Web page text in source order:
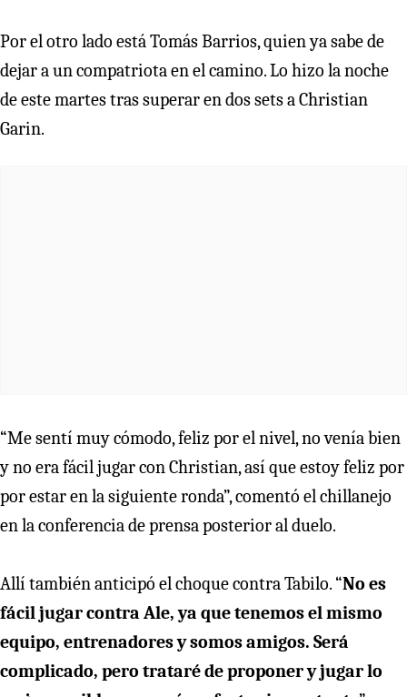
Por el otro lado está Tomás Barrios, quien ya sabe de
dejar a un compatriota en el camino. Lo hizo la noche
de este martes tras superar en dos sets a Christian
Garin.
“Me sentí muy cómodo, feliz por el nivel, no venía bien
y no era fácil jugar con Christian, así que estoy feliz por
por estar en la siguiente ronda”, comentó el chillanejo
en la conferencia de prensa posterior al duelo.
Allí también anticipó el choque contra Tabilo. “No es
fácil jugar contra Ale, ya que tenemos el mismo
equipo, entrenadores y somos amigos. Será
complicado, pero trataré de proponer y jugar lo